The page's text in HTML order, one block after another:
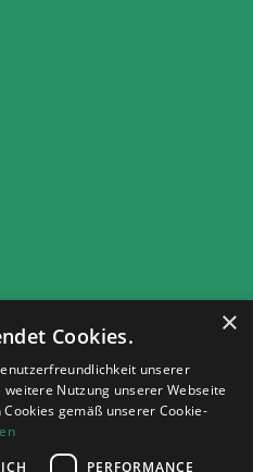
×
Cookies.
unserer
Nutzung unserer Webseite
gemäß unserer Cookie-
PERFORMANCE